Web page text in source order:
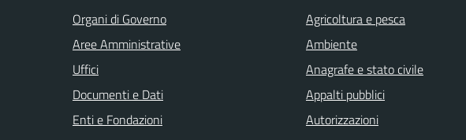
Organi di Governo
Aree Amministrative
Uffici
Documenti e Dati
Enti e Fondazioni
Agricoltura e pesca
Ambiente
Anagrafe e stato civile
Appalti pubblici
Autorizzazioni